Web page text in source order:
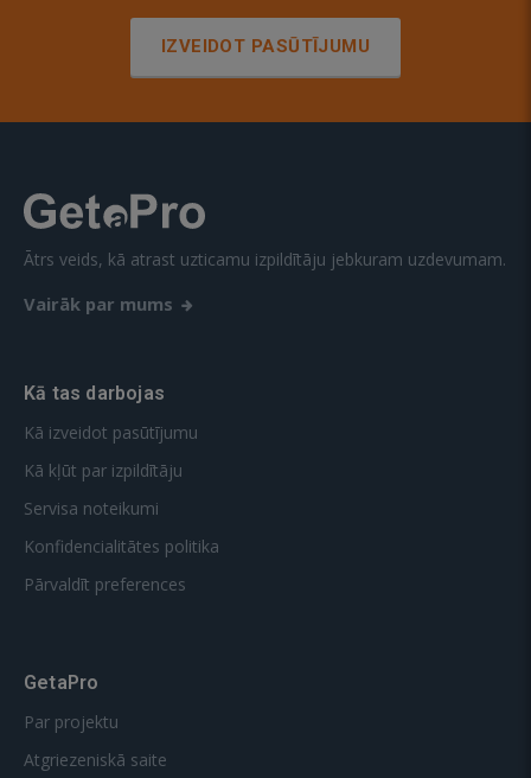
IZVEIDOT PASŪTĪJUMU
Ātrs veids, kā atrast uzticamu izpildītāju jebkuram uzdevumam.
Vairāk par mums
Kā tas darbojas
Kā izveidot pasūtījumu
Kā kļūt par izpildītāju
Servisa noteikumi
Konfidencialitātes politika
Pārvaldīt preferences
GetaPro
Par projektu
Atgriezeniskā saite